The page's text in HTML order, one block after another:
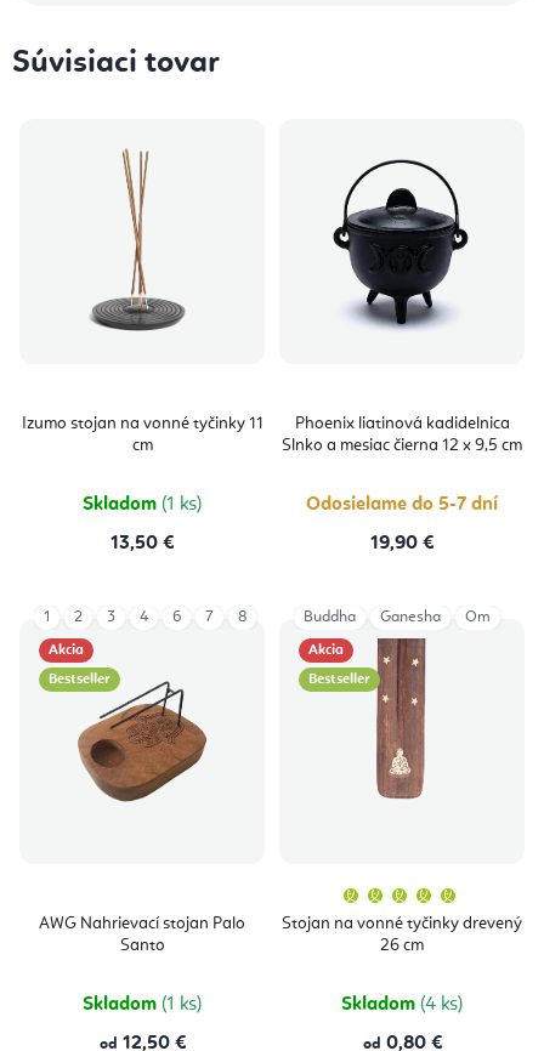
Súvisiaci tovar
Izumo stojan na vonné tyčinky 11
cm
Skladom (1 ks)
13,50 €
Phoenix liatinová kadidelnica
Slnko a mesiac čierna 12 x 9,5 cm
Odosielame do 5-7 dní
19,90 €
Akcia
Bestseller
AWG Nahrievací stojan Palo
Santo
Skladom (1 ks)
od 12,50 €
1 2 3 4 6 7 8
Akcia
Bestseller
Stojan na vonné tyčinky drevený
26 cm
produktu
je
Skladom (4 ks)
od 0,80 €
Buddha Ganesha Om